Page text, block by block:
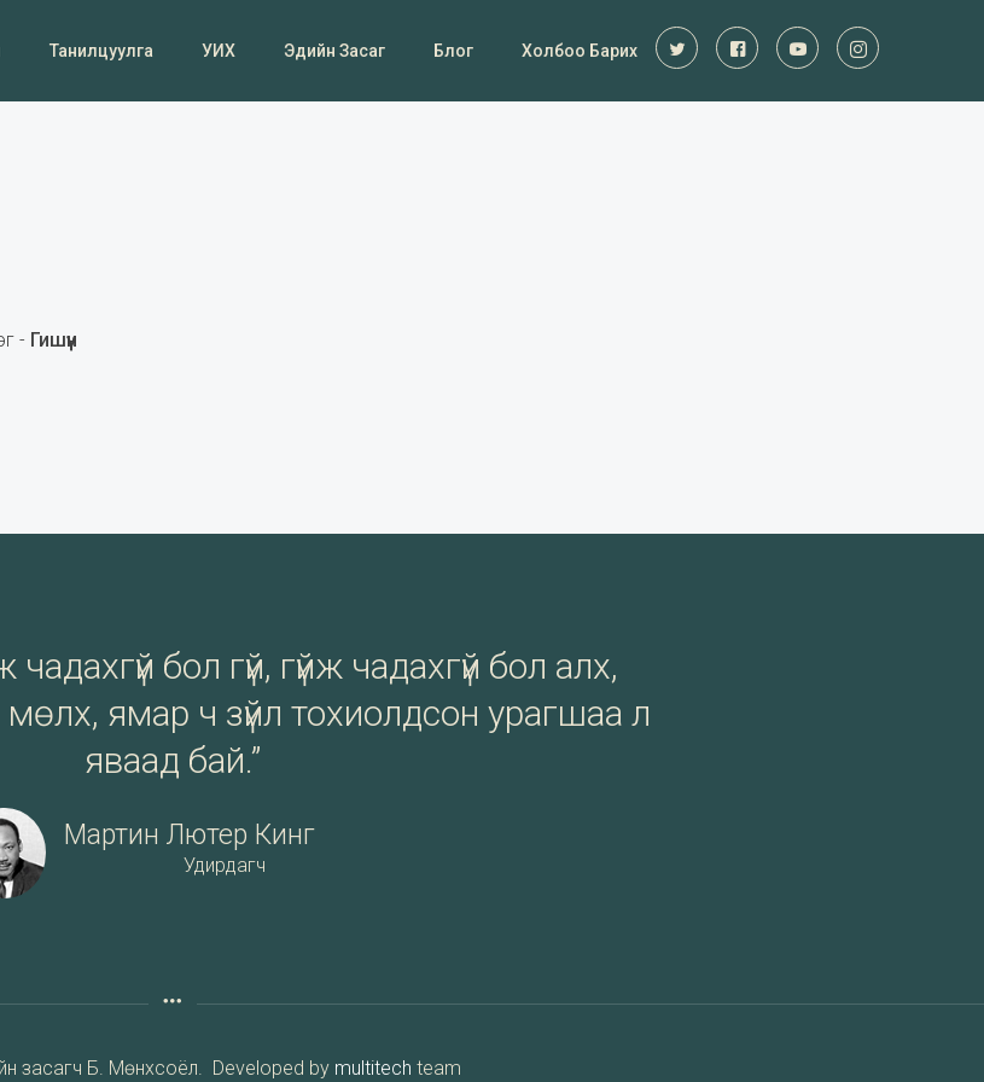
Танилцуулга УИХ Эдийн Засаг Блог Холбоо Барих
- Гишүүн
бол гүй, гүйж чадахгүй бол алх,
мөлх, ямар ч зүйл тохиолдсон урагшаа л
яваад бай.”
Мартин Лютер Кинг
Удирдагч
засагч Б. Мөнхсоёл. Developed by multitech team